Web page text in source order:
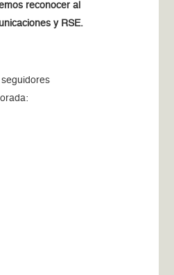
reconocer al
y RSE.